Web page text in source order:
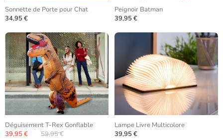
Sonnette de Porte pour Chat
34,95 €
Peignoir Batman
39,95 €
Déguisement T-Rex Gonflable
39,95 €
59,95 €
Lampe Livre Multicolore
39,95 €